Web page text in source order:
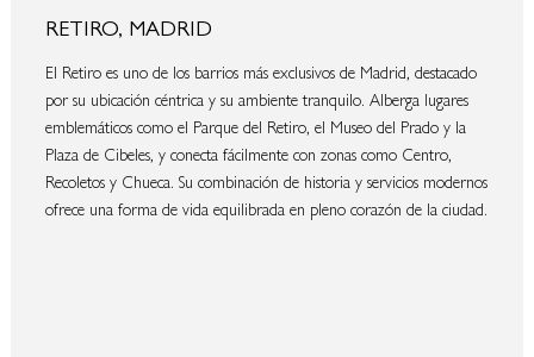
RETIRO, MADRID
El Retiro es uno de los barrios más exclusivos de Madrid, destacado
por su ubicación céntrica y su ambiente tranquilo. Alberga lugares
emblemáticos como el Parque del Retiro, el Museo del Prado y la
Plaza de Cibeles, y conecta fácilmente con zonas como Centro,
Recoletos y Chueca. Su combinación de historia y servicios modernos
ofrece una forma de vida equilibrada en pleno corazón de la ciudad.